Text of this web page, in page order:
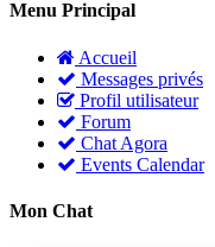
Menu Principal
Accueil
Messages privés
Profil utilisateur
Forum
Chat Agora
Events Calendar
Mon Chat